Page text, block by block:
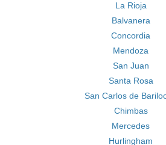
La Rioja
Balvanera
Concordia
Mendoza
San Juan
Santa Rosa
San Carlos de
Chimbas
Mercedes
Hurlingham